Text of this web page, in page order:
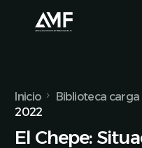
Inicio Biblioteca carga
2022
El Chepe: